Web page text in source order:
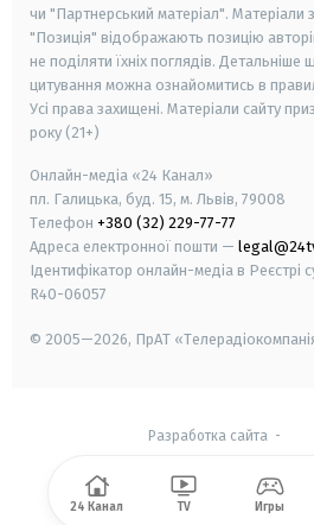
чи "Партнерський матеріал". Матеріали
"Позиція" відображають позицію
не поділяти їхніх поглядів.
цитування можна ознайомитись в
Усі права захищені. Матеріали сайту
року (21+)
Онлайн-медіа «24 Канал»
пл. Галицька, буд. 15, м. Львів, 79008
Телефон +380 (32) 229-77-77
Адреса електронної пошти —
Ідентифікатор онлайн-медіа в Реєстрі
R40-06057
© 2005—2026, ПрАТ
Разработка сайта -
24 Канал TV Игры